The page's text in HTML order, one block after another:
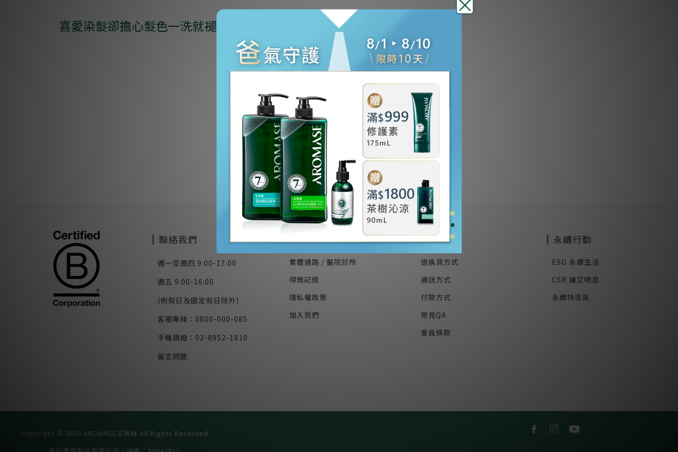
喜愛染髮卻擔心髮色一洗就褪、以及有頭皮困擾的你，一定要試試看！
聯絡我們
週一至週四 9:00-17:00
週五 9:00-16:00
(例假日及國定假日除外)
客服專線：0800-000-085
手機請撥：02-8952-1810
留言問題
關於我們
實體通路 / 醫院診所
得獎記錄
隱私權政策
加入我們
顧客服務
退換貨方式
運送方式
付款方式
常見QA
會員條款
永續行動
ESG 永續生活
CSR 讓艾喘息
永續特派員
Copyright © 2020 AROMASE艾瑪絲 All Rights Reserved